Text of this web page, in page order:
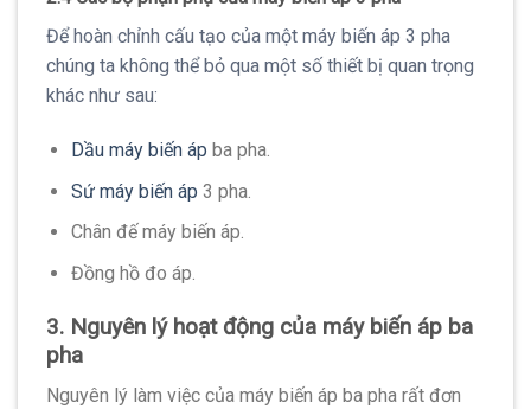
Để hoàn chỉnh cấu tạo của một máy biến áp 3 pha
chúng ta không thể bỏ qua một số thiết bị quan trọng
khác như sau:
Dầu máy biến áp ba pha.
Sứ máy biến áp 3 pha.
Chân đế máy biến áp.
Đồng hồ đo áp.
3. Nguyên lý hoạt động của máy biến áp ba
pha
Nguyên lý làm việc của máy biến áp ba pha rất đơn